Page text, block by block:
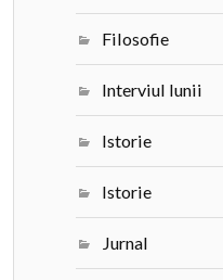
Filosofie
Interviul lunii
Istorie
Istorie
Jurnal